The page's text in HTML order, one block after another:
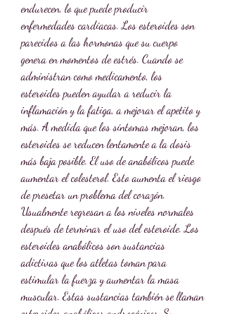
endurecen, lo que puede producir
enfermedades cardíacas. Los esteroides son
parecidos a las hormonas que su cuerpo
genera en momentos de estrés. Cuando se
administran como medicamento, los
esteroides pueden ayudar a reducir la
inflamación y la fatiga, a mejorar el apetito y
más. A medida que los síntomas mejoran, los
esteroides se reducen lentamente a la dosis
más baja posible. El uso de anabólicos puede
aumentar el colesterol. Esto aumenta el riesgo
de presetar un problema del corazón.
Usualmente regresan a los niveles normales
después de terminar el uso del esteroide. Los
esteroides anabólicos son sustancias
adictivas que los atletas toman para
estimular la fuerza y aumentar la masa
muscular. Estas sustancias también se llaman